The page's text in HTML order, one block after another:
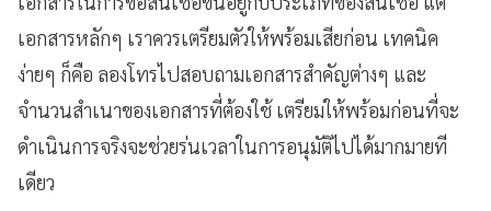
เอกสารหลักๆ เราควรเตรียมตัวให้พร้อมเสียก่อน เทคนิค
ง่ายๆ ก็คือ ลองโทรไปสอบถามเอกสารสำคัญต่างๆ และ
จำนวนสำเนาของเอกสารที่ต้องใช้ เตรียมให้พร้อมก่อนที่จะ
ดำเนินการจริงจะช่วยร่นเวลาในการอนุมัติไปได้มากมายที
เดียว